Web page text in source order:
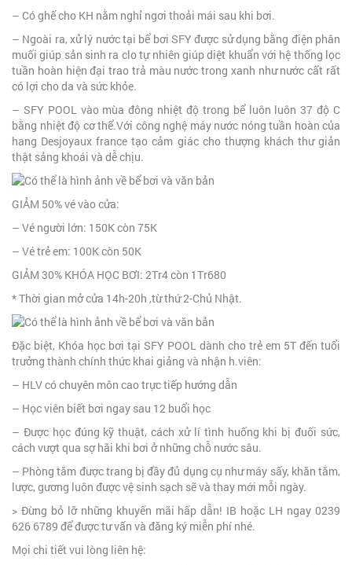
– Có ghế cho KH nằm nghỉ ngơi thoải mái sau khi bơi.
– Ngoài ra, xử lý nước tại bể bơi SFY được sử dụng bằng điện phân
muối giúp sản sinh ra clo tự nhiên giúp diệt khuẩn với hệ thống lọc
tuần hoàn hiện đại trao trả màu nước trong xanh như nước cất rất
có lợi cho da và sức khỏe.
– SFY POOL vào mùa đông nhiệt độ trong bể luôn luôn 37 độ C
bằng nhiệt độ cơ thể.Với công nghệ máy nước nóng tuần hoàn của
hang Desjoyaux france tạo cảm giác cho thượng khách thư giản
thật sảng khoái và dễ chịu.
GIẢM 50% vé vào cửa:
– Vé người lớn: 150K còn 75K
– Vé trẻ em: 100K còn 50K
GIẢM 30% KHÓA HỌC BƠI: 2Tr4 còn 1Tr680
* Thời gian mở cửa 14h-20h ,từ thứ 2-Chủ Nhật.
Đặc biệt, Khóa học bơi tại SFY POOL dành cho trẻ em 5T đến tuổi
trưởng thành chính thức khai giảng và nhận h.viên:
– HLV có chuyên môn cao trực tiếp hướng dẫn
– Học viên biết bơi ngay sau 12 buổi học
– Được học đúng kỹ thuật, cách xử lí tình huống khi bị đuối sức,
cách vượt qua sợ hãi khi bơi ở những chỗ nước sâu.
– Phòng tắm được trang bị đầy đủ dụng cụ như máy sấy, khăn tắm,
lược, gương luôn được vệ sinh sạch sẽ và thay mới mỗi ngày.
> Đừng bỏ lỡ những khuyến mãi hấp dẫn! IB hoặc LH ngay 0239
626 6789 để được tư vấn và đăng ký miễn phí nhé.
Mọi chi tiết vui lòng liên hệ: